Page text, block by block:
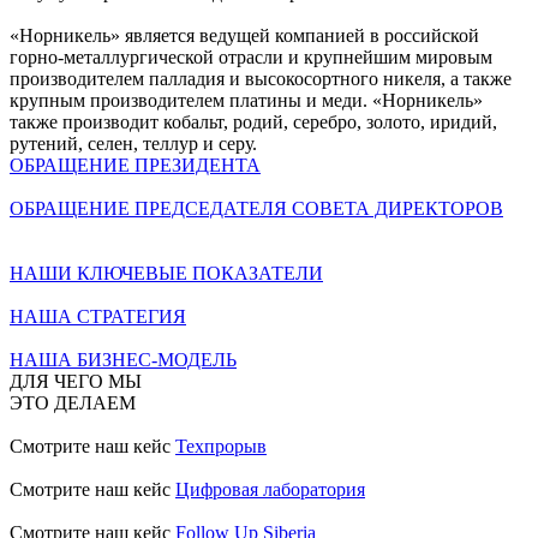
«Норникель» является ведущей компанией в российской
горно-металлургической отрасли и крупнейшим мировым
производителем палладия и высокосортного никеля, а также
крупным производителем платины и меди. «Норникель»
также производит кобальт, родий, серебро, золото, иридий,
рутений, селен, теллур и серу.
ОБРАЩЕНИЕ ПРЕЗИДЕНТА
ОБРАЩЕНИЕ ПРЕДСЕДАТЕЛЯ СОВЕТА ДИРЕКТОРОВ
НАШИ КЛЮЧЕВЫЕ ПОКАЗАТЕЛИ
НАША СТРАТЕГИЯ
НАША БИЗНЕС-МОДЕЛЬ
ДЛЯ ЧЕГО МЫ
ЭТО ДЕЛАЕМ
Смотрите наш кейс Техпрорыв
Смотрите наш кейс Цифровая лаборатория
Смотрите наш кейс Follow Up Siberia